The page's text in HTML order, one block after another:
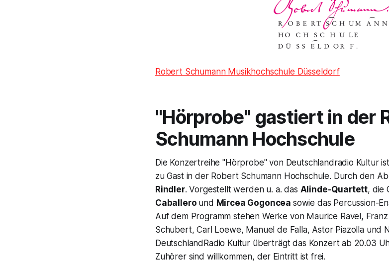
Robert Schumann Musikhochschule Düsseldorf
"Hörprobe" gastiert in der
Schumann Hochschule
Die Konzertreihe "Hörprobe" von Deutschlandradio Kultur
zu Gast in der Robert Schumann Hochschule. Durch den
Rindler. Vorgestellt werden u. a. das Alinde-Quartett, die
Caballero und Mircea Gogoncea sowie das Percussion-
Auf dem Programm stehen Werke von Maurice Ravel,
Schubert, Carl Loewe, Manuel de Falla, Astor Piazolla und
DeutschlandRadio Kultur überträgt das Konzert ab 20.03
Zuhörer sind willkommen, der Eintritt ist frei.